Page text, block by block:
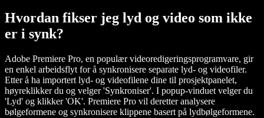
Hvordan fikser jeg lyd og video som ikke
er i synk?
Adobe Premiere Pro, en populær videoredigeringsprogramvare, gir
en enkel arbeidsflyt for å synkronisere separate lyd- og videofiler.
Etter å ha importert lyd- og videofilene dine til prosjektpanelet,
høyreklikker du og velger 'Synkroniser'. I popup-vinduet velger du
'Lyd' og klikker 'OK'. Premiere Pro vil deretter analysere
bølgeformene og synkronisere klippene basert på lydbølgeformene.